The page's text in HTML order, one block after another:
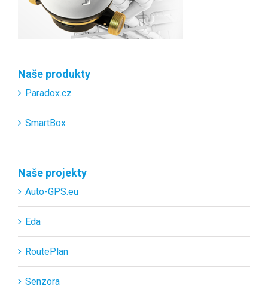
Naše produkty
Paradox.cz
SmartBox
Naše projekty
Auto-GPS.eu
Eda
RoutePlan
Senzora